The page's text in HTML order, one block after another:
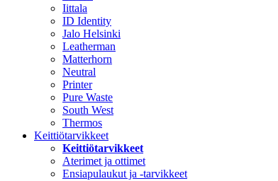
Iittala
ID Identity
Jalo Helsinki
Leatherman
Matterhorn
Neutral
Printer
Pure Waste
South West
Thermos
Keittiötarvikkeet
Keittiötarvikkeet
Aterimet ja ottimet
Ensiapulaukut ja -tarvikkeet